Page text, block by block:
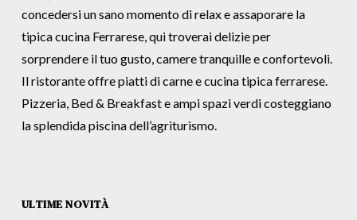
concedersi un sano momento di relax e assaporare la
tipica cucina Ferrarese, qui troverai delizie per
sorprendere il tuo gusto, camere tranquille e confortevoli.
Il ristorante offre piatti di carne e cucina tipica ferrarese.
Pizzeria, Bed & Breakfast e ampi spazi verdi costeggiano
la splendida piscina dell’agriturismo.
ULTIME NOVITÀ